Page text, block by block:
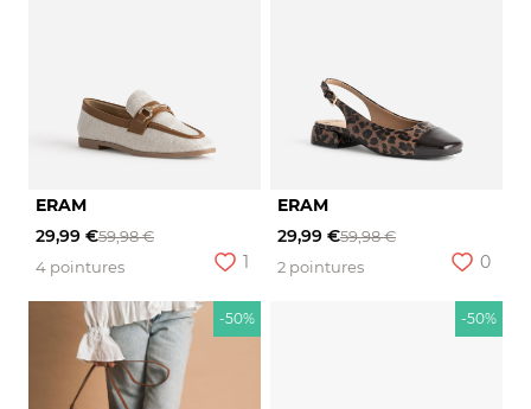
ERAM
29,99 €59,98 €
4 pointures
1
ERAM
29,99 €59,98 €
2 pointures
0
-50% -50%